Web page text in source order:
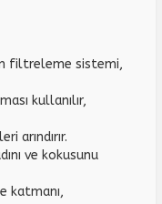
filtreleme sistemi,
kullanılır,
arındırır.
ve kokusunu
katmanı,